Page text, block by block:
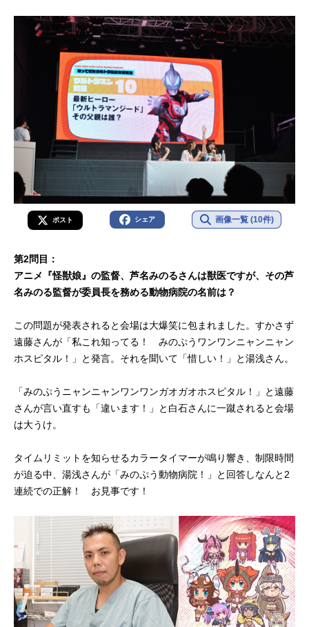
ポスト シェア 画像一覧 (10件)
第2問目：
アニメ『怪獣娘』の監督、芦名みのるさんは獣医ですが、その芦
名みのる監督が委員長を務める動物病院の名前は？
この問題が発表されると会場は大爆笑に包まれました。すかさず
遠藤さんが「私これ知ってる！ みのぷうワンワンニャンニャン
ホスピタル！」と発言。それを聞いて「惜しい！」と湯浅さん。
「みのぷうニャンニャンワンワンガオガオホスピタル！」と遠藤
さんが言い直すも「違います！」と白石さんに一蹴されると会場
は大うけ。
タイムリミットを知らせるカラータイマーが鳴り響き、制限時間
が迫る中、湯浅さんが「みのぷう動物病院！」と回答しなんと2
連続での正解！ お見事です！